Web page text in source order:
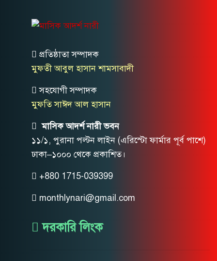
প্রতিষ্ঠাতা সম্পাদক
মুফতী আবুল হাসান শামসাবাদী
সহযোগী সম্পাদক
মুফতি সাঈদ আল হাসান
মাসিক আদর্শ নারী ভবন
১১/১, পুরানা পল্টন লাইন (এরিস্টো ফার্মার পূর্ব পাশে)
ঢাকা–১০০০ থেকে প্রকাশিত।
+880 1715-039399
monthlynari@gmail.com
দরকারি লিংক